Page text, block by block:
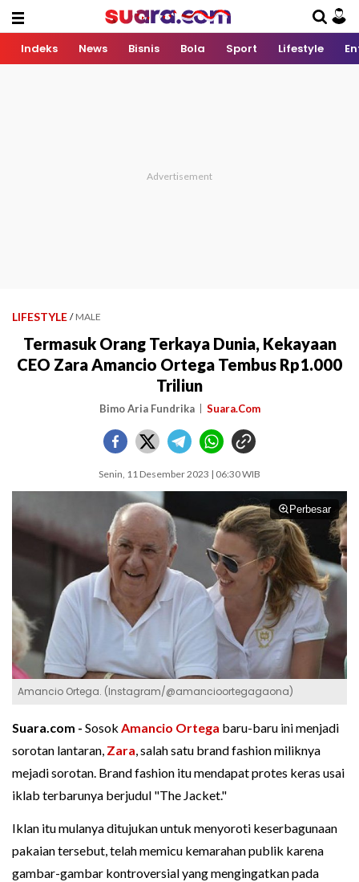
Indeks News Bisnis Bola Sport Lifestyle
LIFESTYLE / MALE
Termasuk Orang Terkaya Dunia, Kekayaan
CEO Zara Amancio Ortega Tembus Rp1.000
Triliun
Bimo Aria Fundrika Suara.Com
Senin, 11 Desember 2023 | 06:30 WIB
Perbesar
Amancio Ortega. (Instagram/@amancioortegagaona)
Suara.com - Sosok Amancio Ortega baru-baru ini menjadi
sorotan lantaran, Zara, salah satu brand fashion miliknya
mejadi sorotan. Brand fashion itu mendapat protes keras usai
iklab terbarunya berjudul "The Jacket."
Iklan itu mulanya ditujukan untuk menyoroti keserbagunaan
pakaian tersebut, telah memicu kemarahan publik karena
gambar-gambar kontroversial yang mengingatkan pada